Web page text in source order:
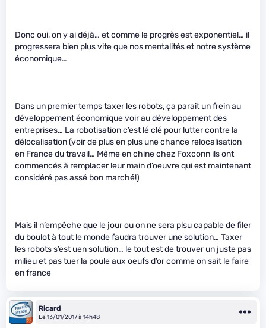
Donc oui, on y ai déjà… et comme le progrès est exponentiel… il
progressera bien plus vite que nos mentalités et notre système
économique…
Dans un premier temps taxer les robots, ça parait un frein au
développement économique voir au développement des
entreprises… La robotisation c’est lé clé pour lutter contre la
délocalisation (voir de plus en plus une chance relocalisation
en France du travail… Même en chine chez Foxconn ils ont
commencés à remplacer leur main d’oeuvre qui est maintenant
considéré pas assé bon marché!)
Mais il n’empêche que le jour ou on ne sera plsu capable de filer
du boulot à tout le monde faudra trouver une solution… Taxer
les robots s’est uen solution… le tout est de trouver un juste pas
milieu et pas tuer la poule aux oeufs d’or comme on sait le faire
en france
Ricard
Le 13/01/2017 à 14h48